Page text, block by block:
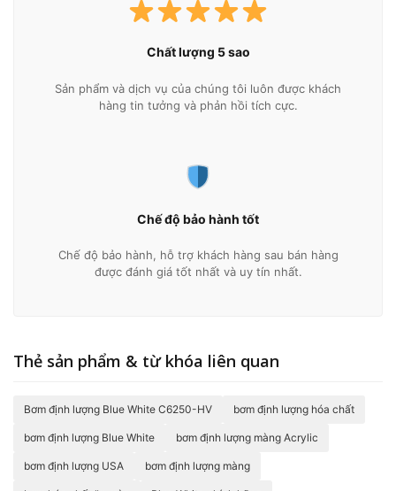
Chất lượng 5 sao
Sản phẩm và dịch vụ của chúng tôi luôn được khách
hàng tin tưởng và phản hồi tích cực.
Chế độ bảo hành tốt
Chế độ bảo hành, hỗ trợ khách hàng sau bán hàng
được đánh giá tốt nhất và uy tín nhất.
Thẻ sản phẩm & từ khóa liên quan
Bơm định lượng Blue White C6250-HV bơm định lượng hóa chất
bơm định lượng Blue White bơm định lượng màng Acrylic
bơm định lượng USA bơm định lượng màng